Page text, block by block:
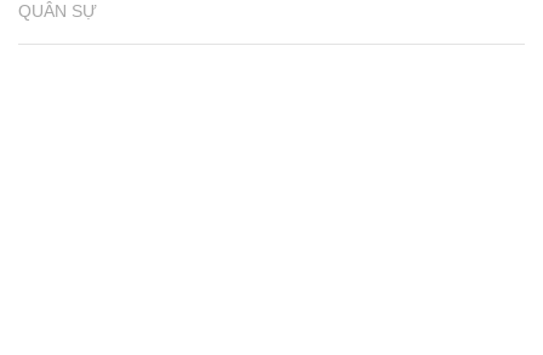
QUÂN SỰ